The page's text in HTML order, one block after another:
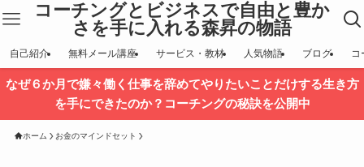
コーチングとビジネスで自由と豊か
さを手に入れる森昇の物語
自己紹介 無料メール講座 サービス・教材 人気物語 ブログ コ
なぜ６か月で嫌々働く仕事を辞めてやりたいことだけする生き方
を手にできたのか？コーチングの秘訣を公開中
ホーム お金のマインドセット